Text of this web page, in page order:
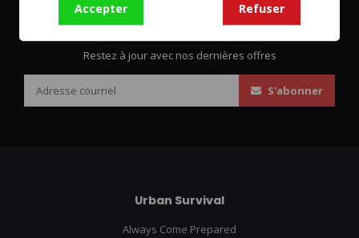
Restez à jour avec nos dernières offres
S'abonner
Urban Survival
Always Come Prepared
Accepter Refuser